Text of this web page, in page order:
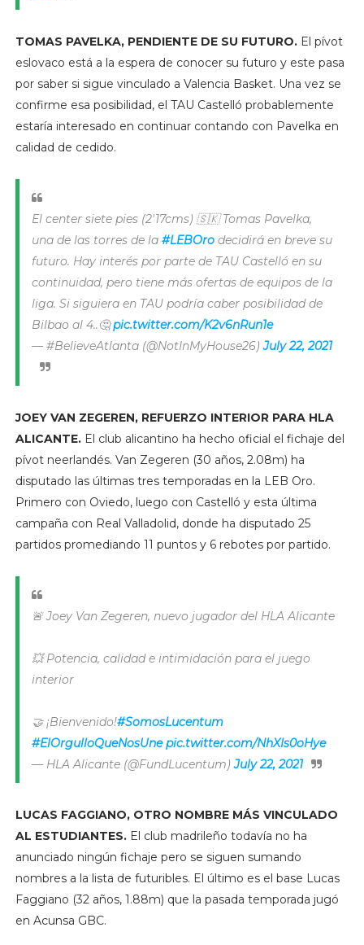
TOMAS PAVELKA, PENDIENTE DE SU FUTURO. El pívot
eslovaco está a la espera de conocer su futuro y este pasa
por saber si sigue vinculado a Valencia Basket. Una vez se
confirme esa posibilidad, el TAU Castelló probablemente
estaría interesado en continuar contando con Pavelka en
calidad de cedido.
El center siete pies (2'17cms) 🇸🇰 Tomas Pavelka,
una de las torres de la #LEBOrodecidirá en breve su
futuro. Hay interés por parte de TAU Castelló en su
continuidad, pero tiene más ofertas de equipos de la
liga. Si siguiera en TAU podría caber posibilidad de
Bilbao al 4..🤔pic.twitter.com/K2v6nRun1e
— #BelieveAtlanta (@NotInMyHouse26)July 22, 2021
JOEY VAN ZEGEREN, REFUERZO INTERIOR PARA HLA
ALICANTE. El club alicantino ha hecho oficial el fichaje del
pívot neerlandés. Van Zegeren (30 años, 2.08m) ha
disputado las últimas tres temporadas en la LEB Oro.
Primero con Oviedo, luego con Castelló y esta última
campaña con Real Valladolid, donde ha disputado 25
partidos promediando 11 puntos y 6 rebotes por partido.
🚨 Joey Van Zegeren, nuevo jugador del HLA Alicante
💥 Potencia, calidad e intimidación para el juego
interior
🤝 ¡Bienvenido!#SomosLucentum
#ElOrgulloQueNosUne pic.twitter.com/NhXIs0oHye
— HLA Alicante (@FundLucentum)July 22, 2021
LUCAS FAGGIANO, OTRO NOMBRE MÁS VINCULADO
AL ESTUDIANTES.El club madrileño todavía no ha
anunciado ningún fichaje pero se siguen sumando
nombres a la lista de futuribles. El último es el base Lucas
Faggiano (32 años, 1.88m) que la pasada temporada jugó
en Acunsa GBC.